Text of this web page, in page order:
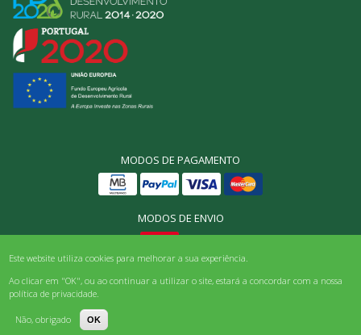
MODOS DE PAGAMENTO
MODOS DE ENVIO
© Origens Bio, Todos os direitos reservados 2025
Este website utiliza cookies para melhorar a sua experiência.
Ao clicar em "OK", ou ao continuar a utilizar o site, estará a concordar com a nossa
política de privacidade.
Não, obrigado OK